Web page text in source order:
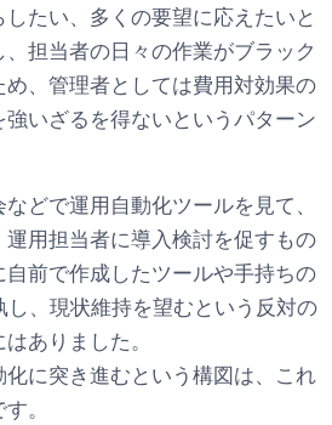
たい、多くの要望に応えたいと
担当者の日々の作業がブラック
、管理者としては費用対効果の
いざるを得ないというパターン
どで運用自動化ツールを見て、
用担当者に導入検討を促すもの
前で作成したツールや手持ちの
し、現状維持を望むという反対の
ありました。
に突き進むという構図は、これ
。